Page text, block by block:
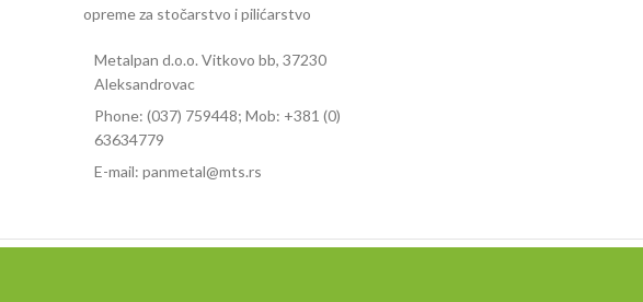
opreme za stočarstvo i pilićarstvo
Metalpan d.o.o. Vitkovo bb, 37230
Aleksandrovac
Phone: (037) 759448; Mob: +381 (0)
63634779
E-mail: panmetal@mts.rs